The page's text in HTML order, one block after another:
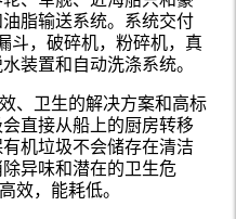
脂输送系统。系统交付
斗，破碎机，粉碎机，真
装置和自动洗涤系统。
、卫生的解决方案和高标
直接从船上的厨房转移
机垃圾不会储存在清洁
异味和潜在的卫生危
效，能耗低。